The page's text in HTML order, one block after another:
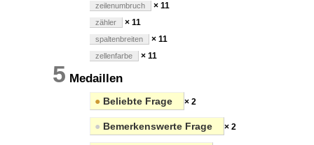
zeilenumbruch × 11
zähler × 11
spaltenbreiten × 11
zellenfarbe × 11
5 Medaillen
● Beliebte Frage × 2
● Bemerkenswerte Frage × 2